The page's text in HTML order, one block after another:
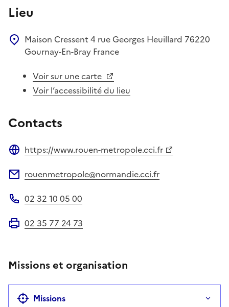
Lieu
Maison Cressent 4 rue Georges Heuillard 76220
Gournay-En-Bray France
Voir sur une carte
Voir l’accessibilité du lieu
Contacts
https://www.rouen-metropole.cci.fr
rouenmetropole@normandie.cci.fr
02 32 10 05 00
02 35 77 24 73
Missions et organisation
Missions